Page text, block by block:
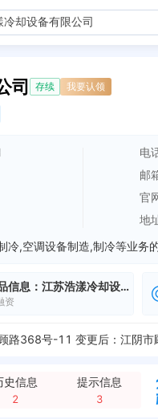
司 存续 我要认领
电
邮
官
地
信息： 江苏浩漾冷却设备
资
路368号-11 变更后：江阴
史信息
2
提示信息
3